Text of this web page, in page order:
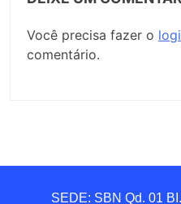
Você precisa fazer o
comentário.
SEDE: SBN Qd. 01